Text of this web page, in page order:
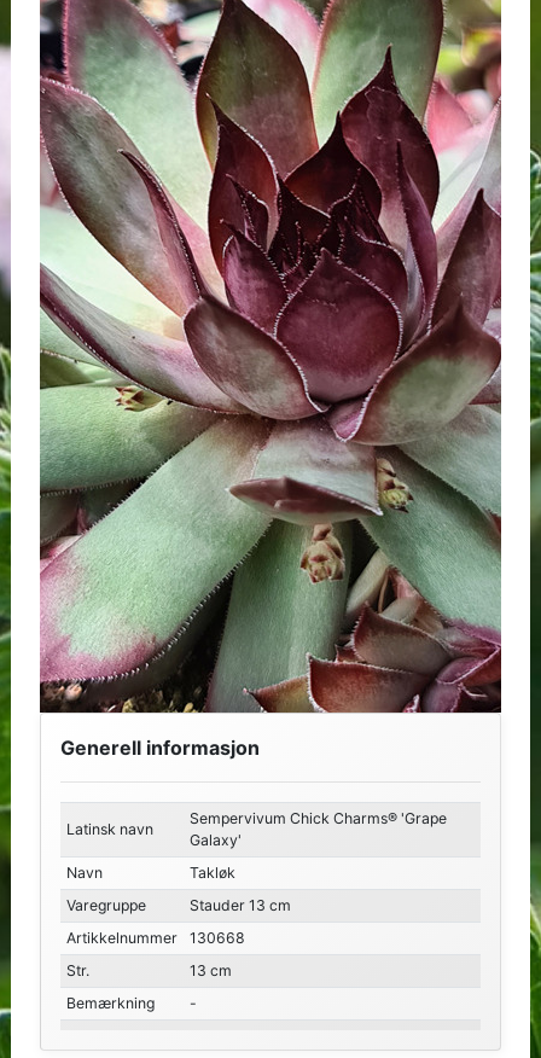
Generell informasjon
Latinsk navn
Sempervivum Chick Charms® 'Grape
Galaxy'
Navn
Takløk
Varegruppe
Stauder 13 cm
Artikkelnummer
130668
Str.
13 cm
Bemærkning
-